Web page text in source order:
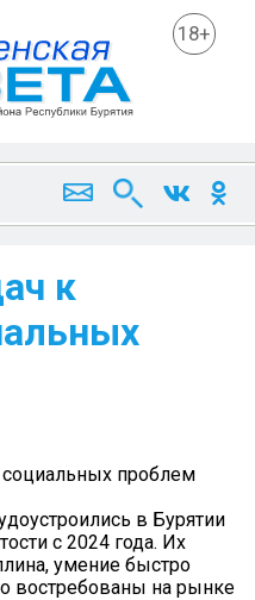
18+
к
проблем
в Бурятии
с 2024 года. Их
умение быстро
востребованы на рынке